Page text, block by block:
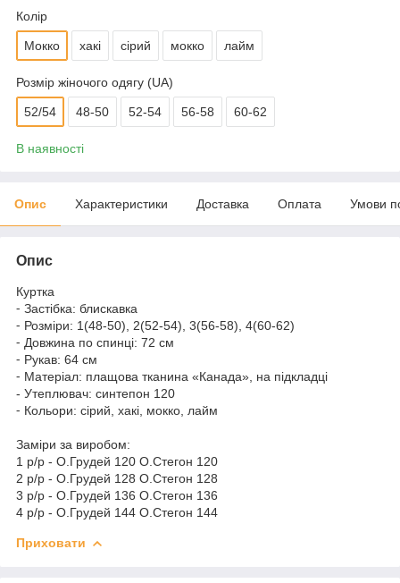
Колір
Мокко хакі сірий мокко лайм
Розмір жіночого одягу (UA)
52/54 48-50 52-54 56-58 60-62
В наявності
Опис Характеристики Доставка Оплата Умови
Опис
Куртка
⁃ Застібка: блискавка
⁃ Розміри: 1(48-50), 2(52-54), 3(56-58), 4(60-62)
⁃ Довжина по спинці: 72 см
⁃ Рукав: 64 см
⁃ Матеріал: плащова тканина «Канада», на підкладці
- Утеплювач: синтепон 120
⁃ Кольори: сірий, хакі, мокко, лайм
Заміри за виробом:
1 р/р - О.Грудей 120 О.Стегон 120
2 р/р - О.Грудей 128 О.Стегон 128
3 р/р - О.Грудей 136 О.Стегон 136
4 р/р - О.Грудей 144 О.Стегон 144
Приховати